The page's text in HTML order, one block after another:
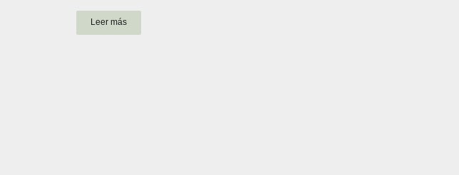
de 5
Leer más